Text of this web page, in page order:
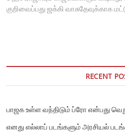
குறிவைப்பது ஜக்கி வாசுதேவுக்காக
RECENT
பாஜக உள்ள வந்திடும் ப்ரோ என்பது
எனது எல்லாப் படங்களும் அரசியல்